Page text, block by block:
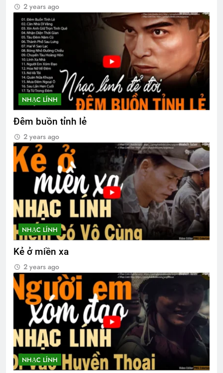
2 Years Ago
Tôi vẫn nợ em một lời xin lỗi
Đưa Tiễn CSVSQ Võ Thiện Trung K24
2 Years Ago
CSVSQ Vũ Vĩnh Thụy K17
2 Years Ago
English For Today book 1
1 Year Ago
Tình Xuân
2 Years Ago
2 years ago
NHẠC LÍNH
Đêm buồn tỉnh lẻ
2 years ago
NHẠC LÍNH
Kẻ ở miền xa
2 years ago
NHẠC LÍNH